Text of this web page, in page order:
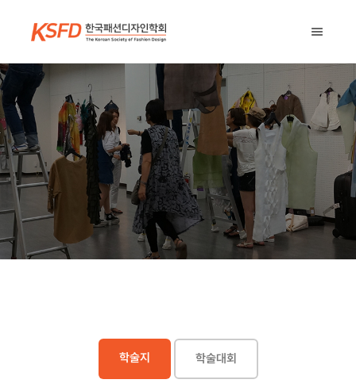
학술지 학술대회